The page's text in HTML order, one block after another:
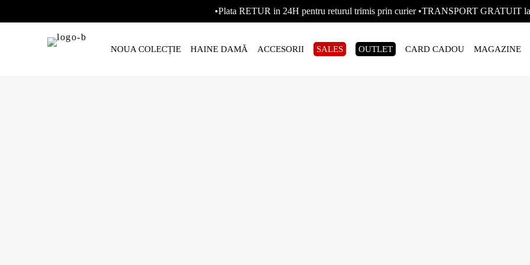
•Plata RETUR in 24H pentru returul trimis prin curier •TRANSPORT GRATUIT
NOUA COLECȚIE HAINE DAMĂ ACCESORII SALES OUTLET CARD CADOU MAGAZINE